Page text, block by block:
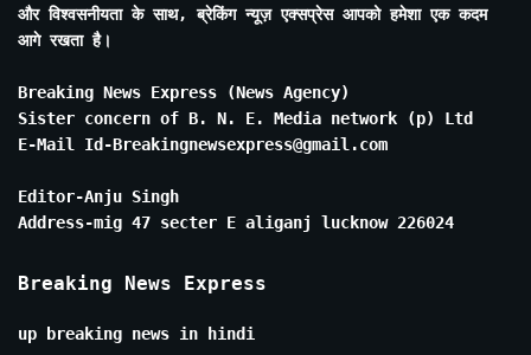
और विश्वसनीयता के साथ, ब्रेकिंग न्यूज़ एक्सप्रेस आपको हमेशा एक कदम
आगे रखता है।
Breaking News Express (News Agency)
Sister concern of B. N. E. Media network (p) Ltd
E-Mail Id-Breakingnewsexpress@gmail.com
Editor-Anju Singh
Address-mig 47 secter E aliganj lucknow 226024
Breaking News Express
up breaking news in hindi